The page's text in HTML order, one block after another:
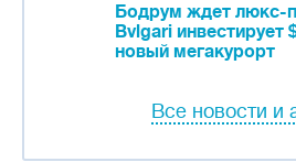
Бодрум ждет люкс-
Bvlgari инвестирует
новый мегакурорт
Все новости и